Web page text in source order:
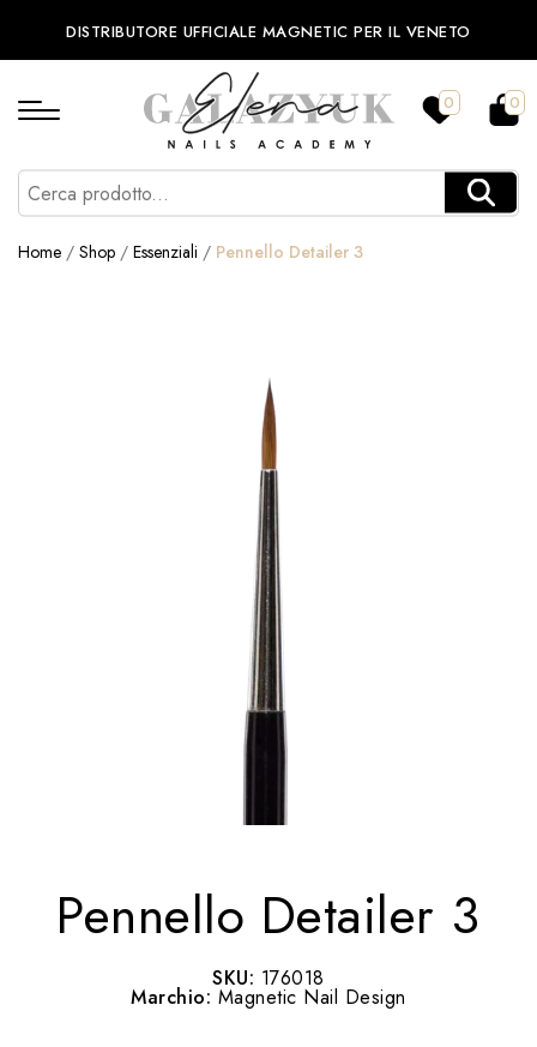
DISTRIBUTORE UFFICIALE MAGNETIC PER IL VENETO
0 0
Home / Shop / Essenziali / Pennello Detailer 3
Pennello Detailer 3
SKU: 176018
Marchio: Magnetic Nail Design